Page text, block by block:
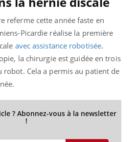
referme cette année faste en
Picardie réalise la première
avec assistance robotisée.
la chirurgie est guidée en trois
robot. Cela a permis au patient de
? Abonnez-vous à la newsletter
!